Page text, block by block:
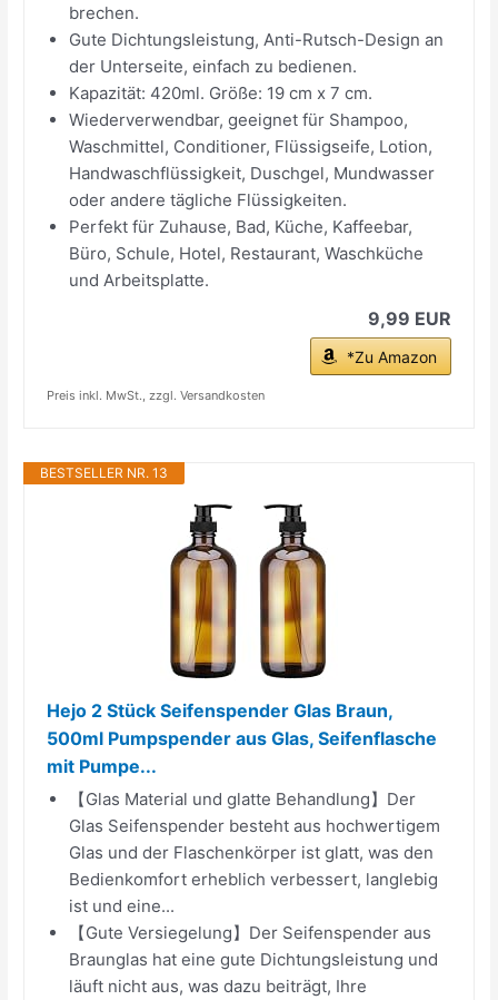
brechen.
Gute Dichtungsleistung, Anti-Rutsch-Design an
der Unterseite, einfach zu bedienen.
Kapazität: 420ml. Größe: 19 cm x 7 cm.
Wiederverwendbar, geeignet für Shampoo,
Waschmittel, Conditioner, Flüssigseife, Lotion,
Handwaschflüssigkeit, Duschgel, Mundwasser
oder andere tägliche Flüssigkeiten.
Perfekt für Zuhause, Bad, Küche, Kaffeebar,
Büro, Schule, Hotel, Restaurant, Waschküche
und Arbeitsplatte.
9,99 EUR
*Zu Amazon
Preis inkl. MwSt., zzgl. Versandkosten
BESTSELLER NR. 13
Hejo 2 Stück Seifenspender Glas Braun,
500ml Pumpspender aus Glas, Seifenflasche
mit Pumpe...
【Glas Material und glatte Behandlung】Der
Glas Seifenspender besteht aus hochwertigem
Glas und der Flaschenkörper ist glatt, was den
Bedienkomfort erheblich verbessert, langlebig
ist und eine...
【Gute Versiegelung】Der Seifenspender aus
Braunglas hat eine gute Dichtungsleistung und
läuft nicht aus, was dazu beiträgt, Ihre